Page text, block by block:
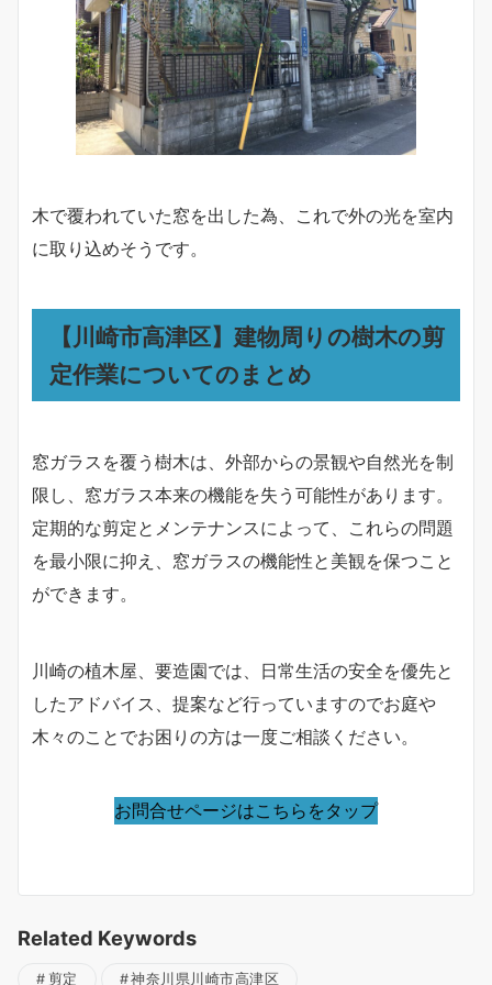
木で覆われていた窓を出した為、これで外の光を室内
に取り込めそうです。
【川崎市高津区】建物周りの樹木の剪
定作業についてのまとめ
窓ガラスを覆う樹木は、外部からの景観や自然光を制
限し、窓ガラス本来の機能を失う可能性があります。
定期的な剪定とメンテナンスによって、これらの問題
を最小限に抑え、窓ガラスの機能性と美観を保つこと
ができます。
川崎の植木屋、要造園では、日常生活の安全を優先と
したアドバイス、提案など行っていますのでお庭や
木々のことでお困りの方は一度ご相談ください。
お問合せページはこちらをタップ
Related Keywords
剪定 神奈川県川崎市高津区